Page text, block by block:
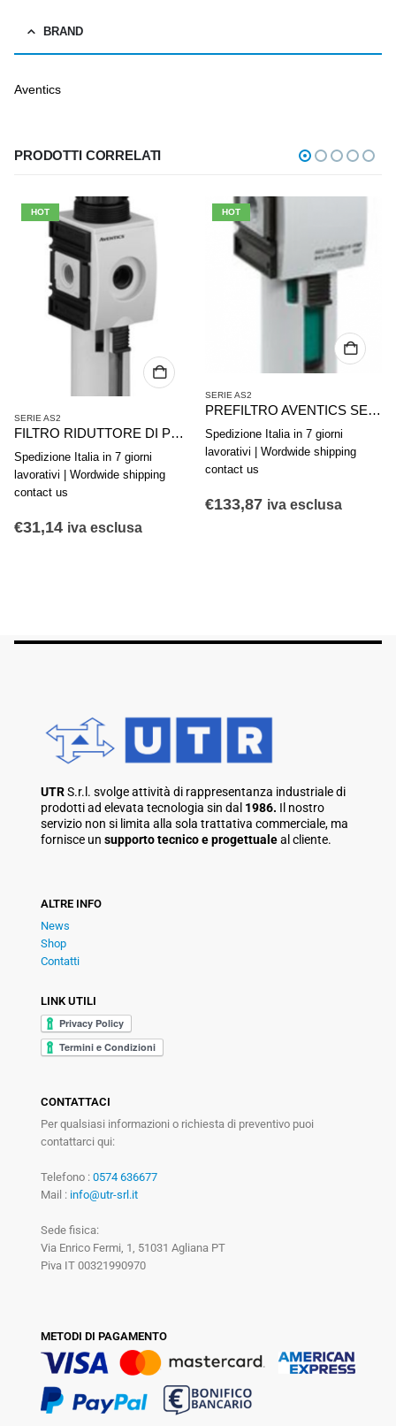
BRAND
Aventics
PRODOTTI CORRELATI
HOT
SERIE AS2
FILTRO RIDUTTORE DI PRESSIONE AVENTICS SERIE AS2-FLS R412006000
Spedizione Italia in 7 giorni
lavorativi | Wordwide shipping
contact us
€31,14 iva esclusa
HOT
SERIE AS2
PREFILTRO AVENTICS SERIE AS2-FLP R412006020
Spedizione Italia in 7 giorni
lavorativi | Wordwide shipping
contact us
€133,87 iva esclusa
UTRS.r.l. svolge attività di rappresentanza industriale di
prodotti ad elevata tecnologia sin dal 1986. Il nostro
servizio non si limita alla sola trattativa commerciale, ma
fornisce un supporto tecnico e progettualeal cliente.
ALTRE INFO
News
Shop
Contatti
LINK UTILI
CONTATTACI
Per qualsiasi informazioni o richiesta di preventivo puoi
contattarci qui:
Telefono : 0574 636677
Mail : info@utr-srl.it
Sede fisica:
Via Enrico Fermi, 1, 51031 Agliana PT
Piva IT 00321990970
METODI DI PAGAMENTO